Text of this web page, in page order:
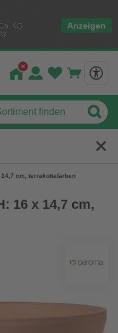
KG
Anzeigen
cm, terrakottafarben
16 x 14,7 cm,